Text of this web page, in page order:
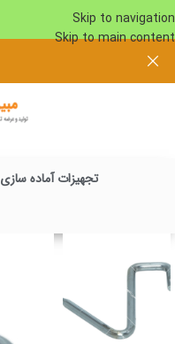
Skip to navigation
Skip to main content
تجهیزات آماده سازی